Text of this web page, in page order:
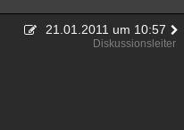
21.01.2011 um 10:57
Diskussionsleiter